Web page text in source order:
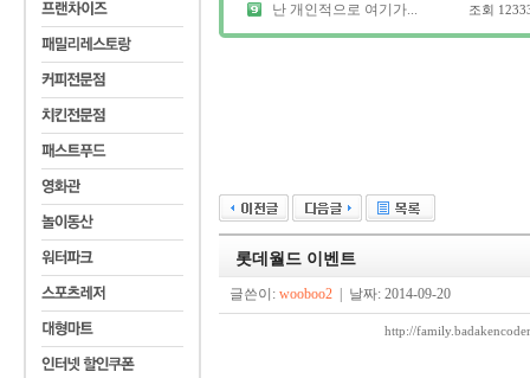
난 개인적으로 여기가... 조회
롯데월드 이벤트
글쓴이: wooboo2 | 날짜: 2014-09-20
http://